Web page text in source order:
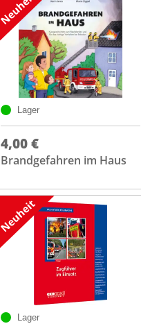
Lager
4,00 €
Brandgefahren im Haus
Lager